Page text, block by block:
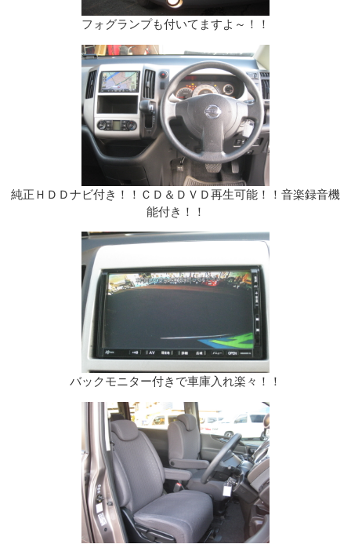
フォグランプも付いてますよ～！！
純正ＨＤＤナビ付き！！ＣＤ＆ＤＶＤ再生可能！！音楽録音機
能付き！！
バックモニター付きで車庫入れ楽々！！